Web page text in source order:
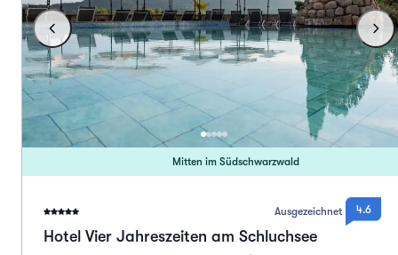
Mitten im Südschwarzwald
Ausgezeichnet 4.6
Hotel Vier Jahreszeiten am Schluchsee